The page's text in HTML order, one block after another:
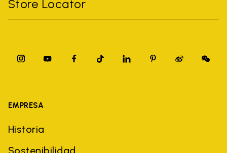
Store Locator
EMPRESA
Historia
Sostenibilidad